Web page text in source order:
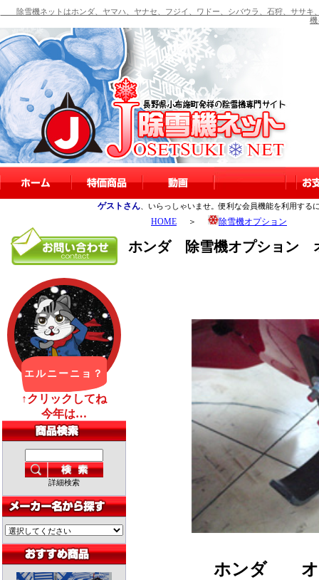
除雪機ネットはホンダ、ヤマハ、ヤナセ、フジイ、ワドー、シバウラ、石狩、ササキ
機
ゲストさん 、いらっしゃいませ。便利な会員機能を利用する
詳細検索
HOME ＞ 除雪機オプション
ホンダ 除雪機オプション
ホンダ オ